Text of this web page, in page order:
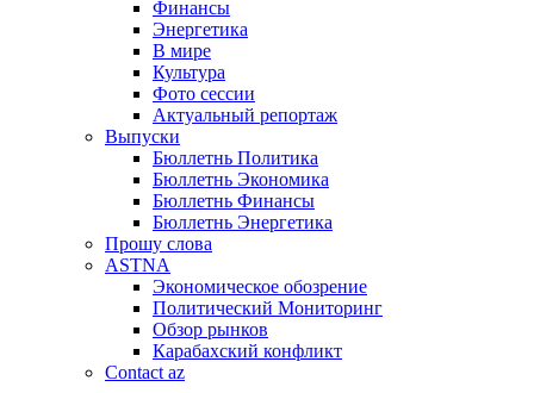
Финансы
Энергетика
В мире
Культура
Фото сессии
Актуальный репортаж
Выпуски
Бюллетнь Политика
Бюллетнь Экономика
Бюллетнь Финансы
Бюллетнь Энергетика
Прошу слова
ASTNA
Экономическое обозрение
Политический Мониторинг
Обзор рынков
Карабахский конфликт
Contact az